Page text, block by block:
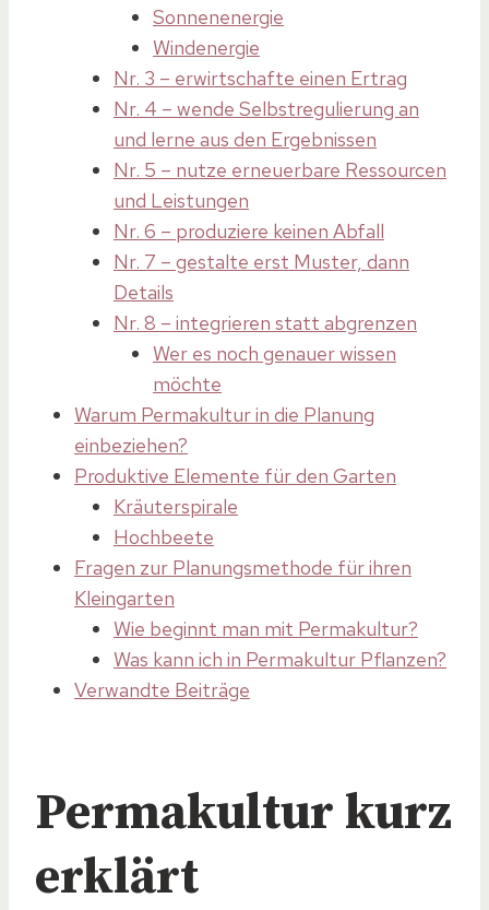
Sonnenenergie
Windenergie
Nr. 3 – erwirtschafte einen Ertrag
Nr. 4 – wende Selbstregulierung an
und lerne aus den Ergebnissen
Nr. 5 – nutze erneuerbare Ressourcen
und Leistungen
Nr. 6 – produziere keinen Abfall
Nr. 7 – gestalte erst Muster, dann
Details
Nr. 8 – integrieren statt abgrenzen
Wer es noch genauer wissen
möchte
Warum Permakultur in die Planung
einbeziehen?
Produktive Elemente für den Garten
Kräuterspirale
Hochbeete
Fragen zur Planungsmethode für ihren
Kleingarten
Wie beginnt man mit Permakultur?
Was kann ich in Permakultur Pflanzen?
Verwandte Beiträge
Permakultur kurz
erklärt